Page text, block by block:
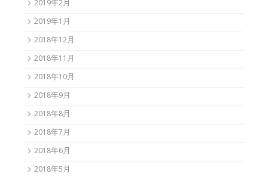
2019年2月
2019年1月
2018年12月
2018年11月
2018年10月
2018年9月
2018年8月
2018年7月
2018年6月
2018年5月